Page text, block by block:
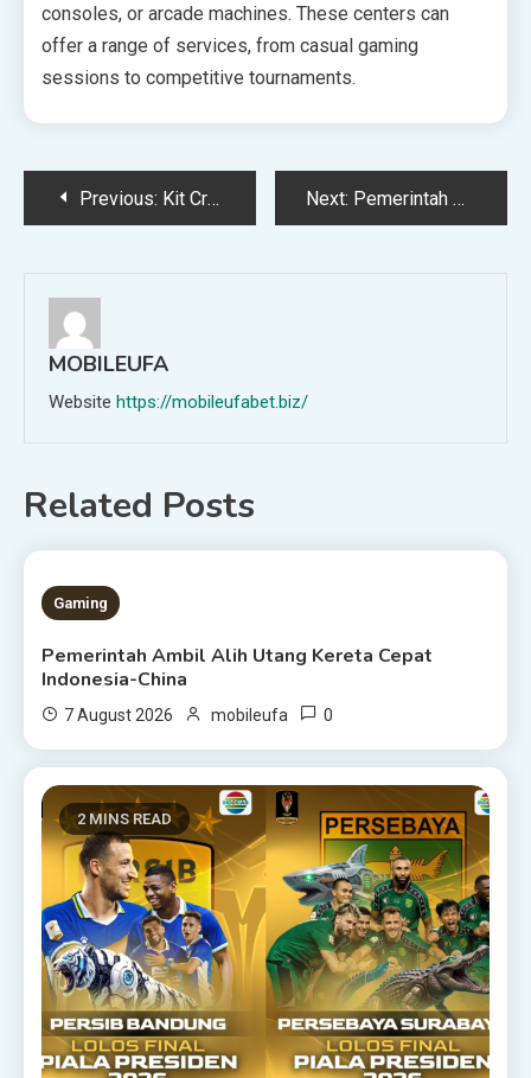
consoles, or arcade machines. These centers can
offer a range of services, from casual gaming
sessions to competitive tournaments.
PostPrevious: Kit Creator Weekly Updates – 2025-10-03 Next: Pemerintah Perkuat Hilirisasi Komoditas Pertanian, akan Buka 1,6 Juta Lapangan Kerja
MOBILEUFA
Website https://mobileufabet.biz/
Related Posts
1 MIN READ
Gaming
Pemerintah Ambil Alih Utang Kereta Cepat
Indonesia-China
7 August 2026 mobileufa 0
2 MINS READ